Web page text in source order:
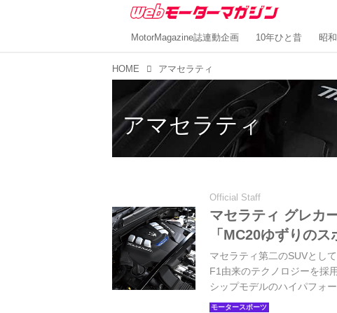
MotorMagazine誌連動企画 10年ひと昔 昭
HOME アマセラティ
アマセラティ
Official Staff
マセラティ グレカ
「MC20ゆずりの
マセラティ第二のSUVとし
F1由来のテクノロジーを採
シップモデルのハイパフォ
より）